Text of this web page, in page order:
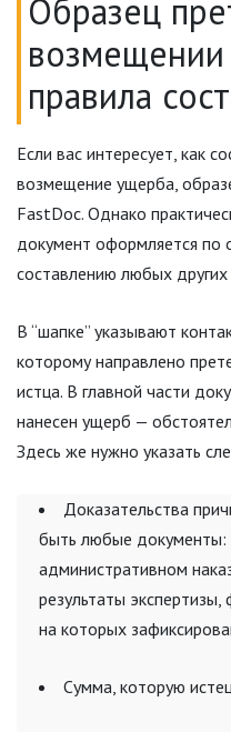
Образец
правила
Если вас интересует, как
возмещение ущерба,
FastDoc. Однако
документ оформляется
составлению любых других
В “шапке” указывают
которому направлено
истца. В главной части
нанесен ущерб —
Здесь же нужно указать
Доказательства
быть любые документы:
административном
результаты
на которых
Сумма, которую